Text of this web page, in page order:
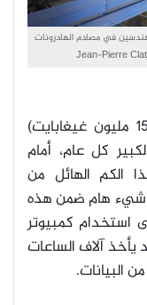
في مصادم الهادرونات
مع وجود 15 بيتابايت من البيانات (15 مليون غيغابايت)
كل عام، أمام
الكم الهائل من
شيء هام ضمن هذه
استخدام كمبيوتر
يأخذ آلاف الساعات
البيانات.